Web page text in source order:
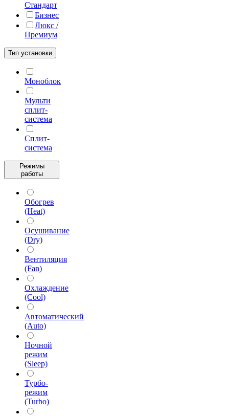
Стандарт
Бизнес
Люкс /
Премиум
Тип установки
Моноблок
Мульти
сплит-
система
Сплит-
система
Режимы
работы
Обогрев
(Heat)
Осушивание
(Dry)
Вентиляция
(Fan)
Охлаждение
(Cool)
Автоматический
(Auto)
Ночной
режим
(Sleep)
Турбо-
режим
(Turbo)